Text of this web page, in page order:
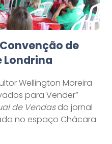
de
Londrina
Wellington Moreira
para Vender”
de Vendasdo jornal
no espaço Chácara